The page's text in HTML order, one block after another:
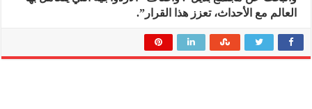
العالم مع الأحداث، تعزز هذا القرار”.